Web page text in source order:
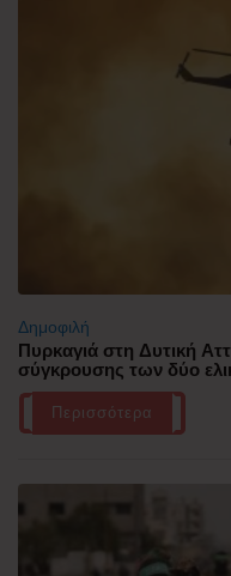
Δημοφιλή
Πυρκαγιά στη Δυτική
σύγκρουσης των δύο
Περισσότερα